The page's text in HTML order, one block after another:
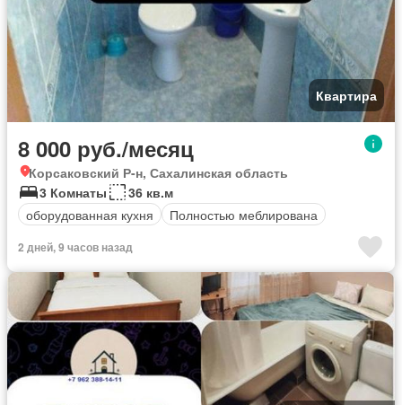
Квартира
8 000 руб./месяц
Корсаковский Р-н, Сахалинская область
3 Комнаты
36 кв.м
оборудованная кухня
Полностью меблирована
2 дней, 9 часов назад